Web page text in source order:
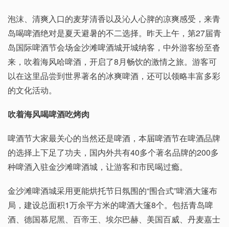
泡沫、清爽入口的麦芽清香以及沁人心脾的凉爽感受，来青
岛喝啤酒绝对是夏天避暑的不二选择。昨天上午，第27届青
岛国际啤酒节会场金沙滩啤酒城开城纳客，中外游客纷至沓
来，吹着海风哈啤酒，开启了8月畅饮的激情之旅。游客可
以在这里品尝到世界著名的冰爽啤酒，还可以领略丰富多彩
的文化活动。
吹着海风喝啤酒吃烤肉
啤酒节大家最关心的当然还是啤酒，本届啤酒节在啤酒品牌
的选择上下足了功夫，国内外共有40多个著名品牌的200多
种啤酒入驻金沙滩啤酒城，让游客和市民喝过瘾。
金沙滩啤酒城采用更能烘托节日氛围的“围合式”啤酒大篷布
局，建设总面积1万余平方米的啤酒大篷8个。包括青岛啤
酒、德国慕尼黑、百帝王、埃尔巴赫、美国百威、丹麦嘉士